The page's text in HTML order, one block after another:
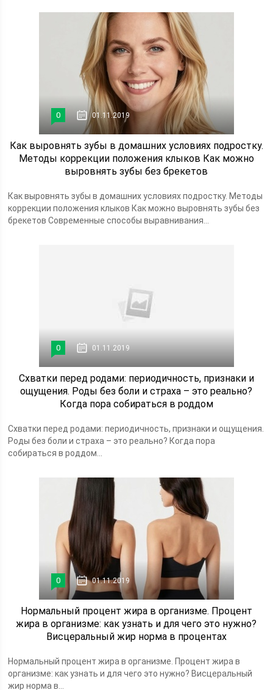
0 01.11.2019
Как выровнять зубы в домашних условиях подростку.
Методы коррекции положения клыков Как можно
выровнять зубы без брекетов
Как выровнять зубы в домашних условиях подростку. Методы
коррекции положения клыков Как можно выровнять зубы без
брекетов Современные способы выравнивания...
0 01.11.2019
Схватки перед родами: периодичность, признаки и
ощущения. Роды без боли и страха – это реально?
Когда пора собираться в роддом
Схватки перед родами: периодичность, признаки и ощущения.
Роды без боли и страха – это реально? Когда пора
собираться в роддом...
0 01.11.2019
Нормальный процент жира в организме. Процент
жира в организме: как узнать и для чего это нужно?
Висцеральный жир норма в процентах
Нормальный процент жира в организме. Процент жира в
организме: как узнать и для чего это нужно? Висцеральный
жир норма в...